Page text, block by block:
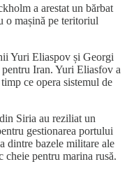
a arestat un bărbat
o mașină pe teritoriul
Yuri Eliaspov și Georgi
Iran. Yuri Eliasfov a
ce opera sistemul de
Siria au reziliat un
gestionarea portului
dintre bazele militare ale
cheie pentru marina rusă.